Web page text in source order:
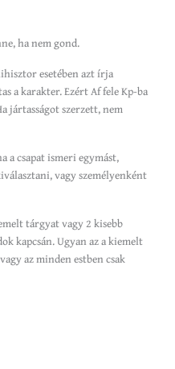
ha nem gond.
esetében azt írja
a karakter. Ezért Af fele Kp-ba
jártasságot szerzett, nem
a csapat ismeri egymást,
vagy személyenként
tárgyat vagy 2 kisebb
kapcsán. Ugyan az a kiemelt
az minden estben csak